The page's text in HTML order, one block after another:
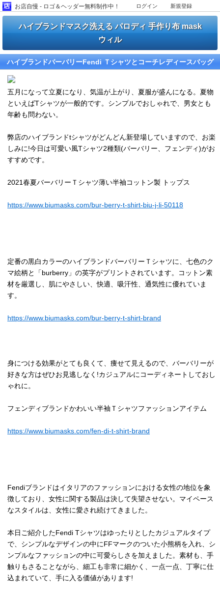
お店自慢 - ロゴ＆ヘッダー無料制作中！ ログイン 新規登録
ハイブランドマスク洗える パロディ 手作り布 mask
ウィル
ハイブランドバーバリーFendi Ｔシャツとコーチレディースバッグ
五月になって立夏になり、気温が上がり、夏服が盛んになる。夏物
といえばTシャツが一般的です。シンプルでおしゃれで、男女とも
年齢も問わない。
弊店のハイブランドtシャツがどんどん新登場していますので、お楽
しみに!今日は可愛い風Tシャツ2種類(バーバリー、フェンディ)がお
すすめです。
2021春夏バーバリーＴシャツ薄い半袖コットン製 トップス
https://www.biumasks.com/bur-berry-t-shirt-biu-j-li-50118
定番の黒白カラーのハイブランドバーバリーＴシャツに、七色のク
マ絵柄と「burberry」の英字がプリントされています。コットン素
材を厳選し、肌にやさしい、快適、吸汗性、通気性に優れていま
す。
https://www.biumasks.com/bur-berry-t-shirt-brand
身につける効果がとても良くて、痩せて見えるので、バーバリーが
好きな方はぜひお見逃しなく!カジュアルにコーディネートしておし
ゃれに。
フェンディブランドかわいい半袖Ｔシャツファッションアイテム
https://www.biumasks.com/fen-di-t-shirt-brand
Fendiブランドはイタリアのファッションにおける女性の地位を象
徴しており、女性に関する製品は決して失望させない。マイペース
なスタイルは、女性に愛され続けてきました。
本日ご紹介したFendi Tシャツはゆったりとしたカジュアルタイプ
で、シンプルなデザインの中にFFマークのついた小熊柄を入れ、シ
ンプルなファッションの中に可愛らしさを加えました。素材も、手
触りもさることながら、細工も非常に細かく、一点一点、丁寧に仕
込まれていて、手に入る価値があります!